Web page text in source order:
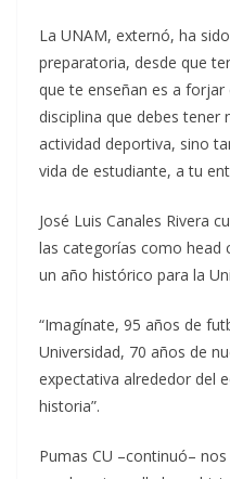
La UNAM, externó, ha
preparatoria, desde que
que te enseñan es a
disciplina que debes
actividad deportiva, sino
vida de estudiante, a tu
José Luis Canales Rivera
las categorías como head
un año histórico para la
“Imagínate, 95 años de
Universidad, 70 años de
expectativa alrededor del
historia”.
Pumas CU –continuó–